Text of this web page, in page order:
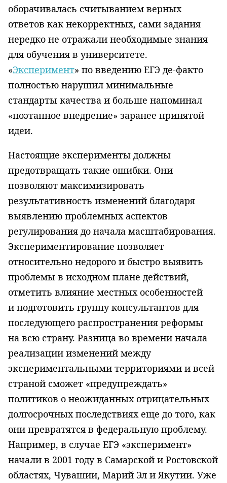
оборачивалась считыванием верных
ответов как некорректных, сами задания
нередко не отражали необходимые знания
для обучения в университете.
«Эксперимент» по введению ЕГЭ де-факто
полностью нарушил минимальные
стандарты качества и больше напоминал
«поэтапное внедрение» заранее принятой
идеи.
Настоящие эксперименты должны
предотвращать такие ошибки. Они
позволяют максимизировать
результативность изменений благодаря
выявлению проблемных аспектов
регулирования до начала масштабирования.
Экспериментирование позволяет
относительно недорого и быстро выявить
проблемы в исходном плане действий,
отметить влияние местных особенностей
и подготовить группу консультантов для
последующего распространения реформы
на всю страну. Разница во времени начала
реализации изменений между
экспериментальными территориями и всей
страной сможет «предупреждать»
политиков о неожиданных отрицательных
долгосрочных последствиях еще до того, как
они превратятся в федеральную проблему.
Например, в случае ЕГЭ «эксперимент»
начали в 2001 году в Самарской и Ростовской
областях, Чувашии, Марий Эл и Якутии. Уже